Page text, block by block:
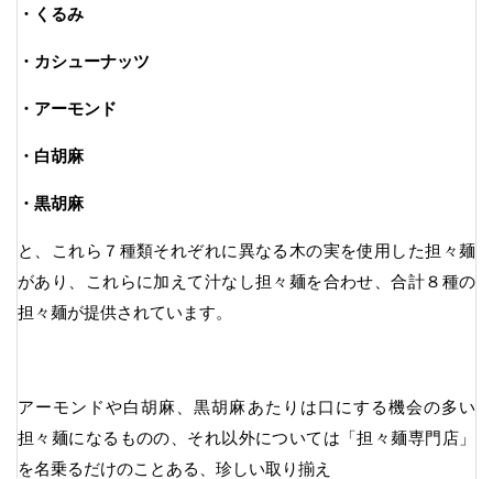
・くるみ
・カシューナッツ
・アーモンド
・白胡麻
・黒胡麻
と、これら７種類それぞれに異なる木の実を使用した担々麺
があり、これらに加えて汁なし担々麺を合わせ、合計８種の
担々麺が提供されています。
アーモンドや白胡麻、黒胡麻あたりは口にする機会の多い
担々麺になるものの、それ以外については「担々麺専門店」
を名乗るだけのことある、珍しい取り揃え